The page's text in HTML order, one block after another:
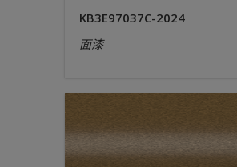
KB3E97037C-2024
面漆